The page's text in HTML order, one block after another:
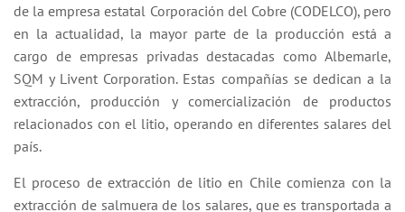
de la empresa estatal Corporación del Cobre (CODELCO), pero
en la actualidad, la mayor parte de la producción está a
cargo de empresas privadas destacadas como Albemarle,
SQM y Livent Corporation. Estas compañías se dedican a la
extracción, producción y comercialización de productos
relacionados con el litio, operando en diferentes salares del
país.
El proceso de extracción de litio en Chile comienza con la
extracción de salmuera de los salares, que es transportada a